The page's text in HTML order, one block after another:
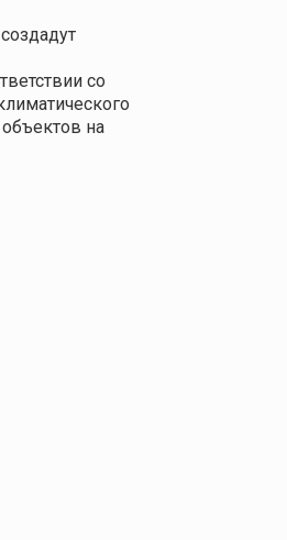
со
на